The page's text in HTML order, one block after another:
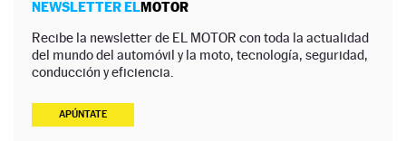
NEWSLETTER ELMOTOR
Recibe la newsletter de EL MOTOR con toda la actualidad
del mundo del automóvil y la moto, tecnología, seguridad,
conducción y eficiencia.
APÚNTATE